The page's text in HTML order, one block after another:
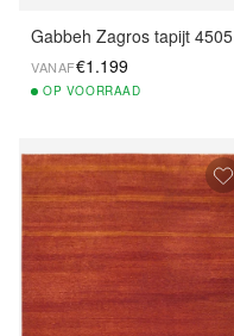
Gabbeh Zagros tapijt 4505
VANAF€1.199
OP VOORRAAD